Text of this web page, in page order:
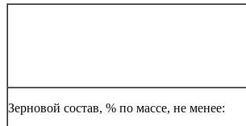
Зерновой состав, % по массе, не менее: